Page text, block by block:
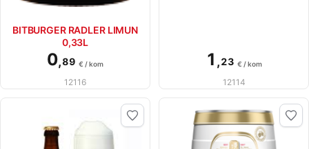
BITBURGER RADLER LIMUN
0,33L
0,89 € / kom
12116
1 ,23 € / kom
12114